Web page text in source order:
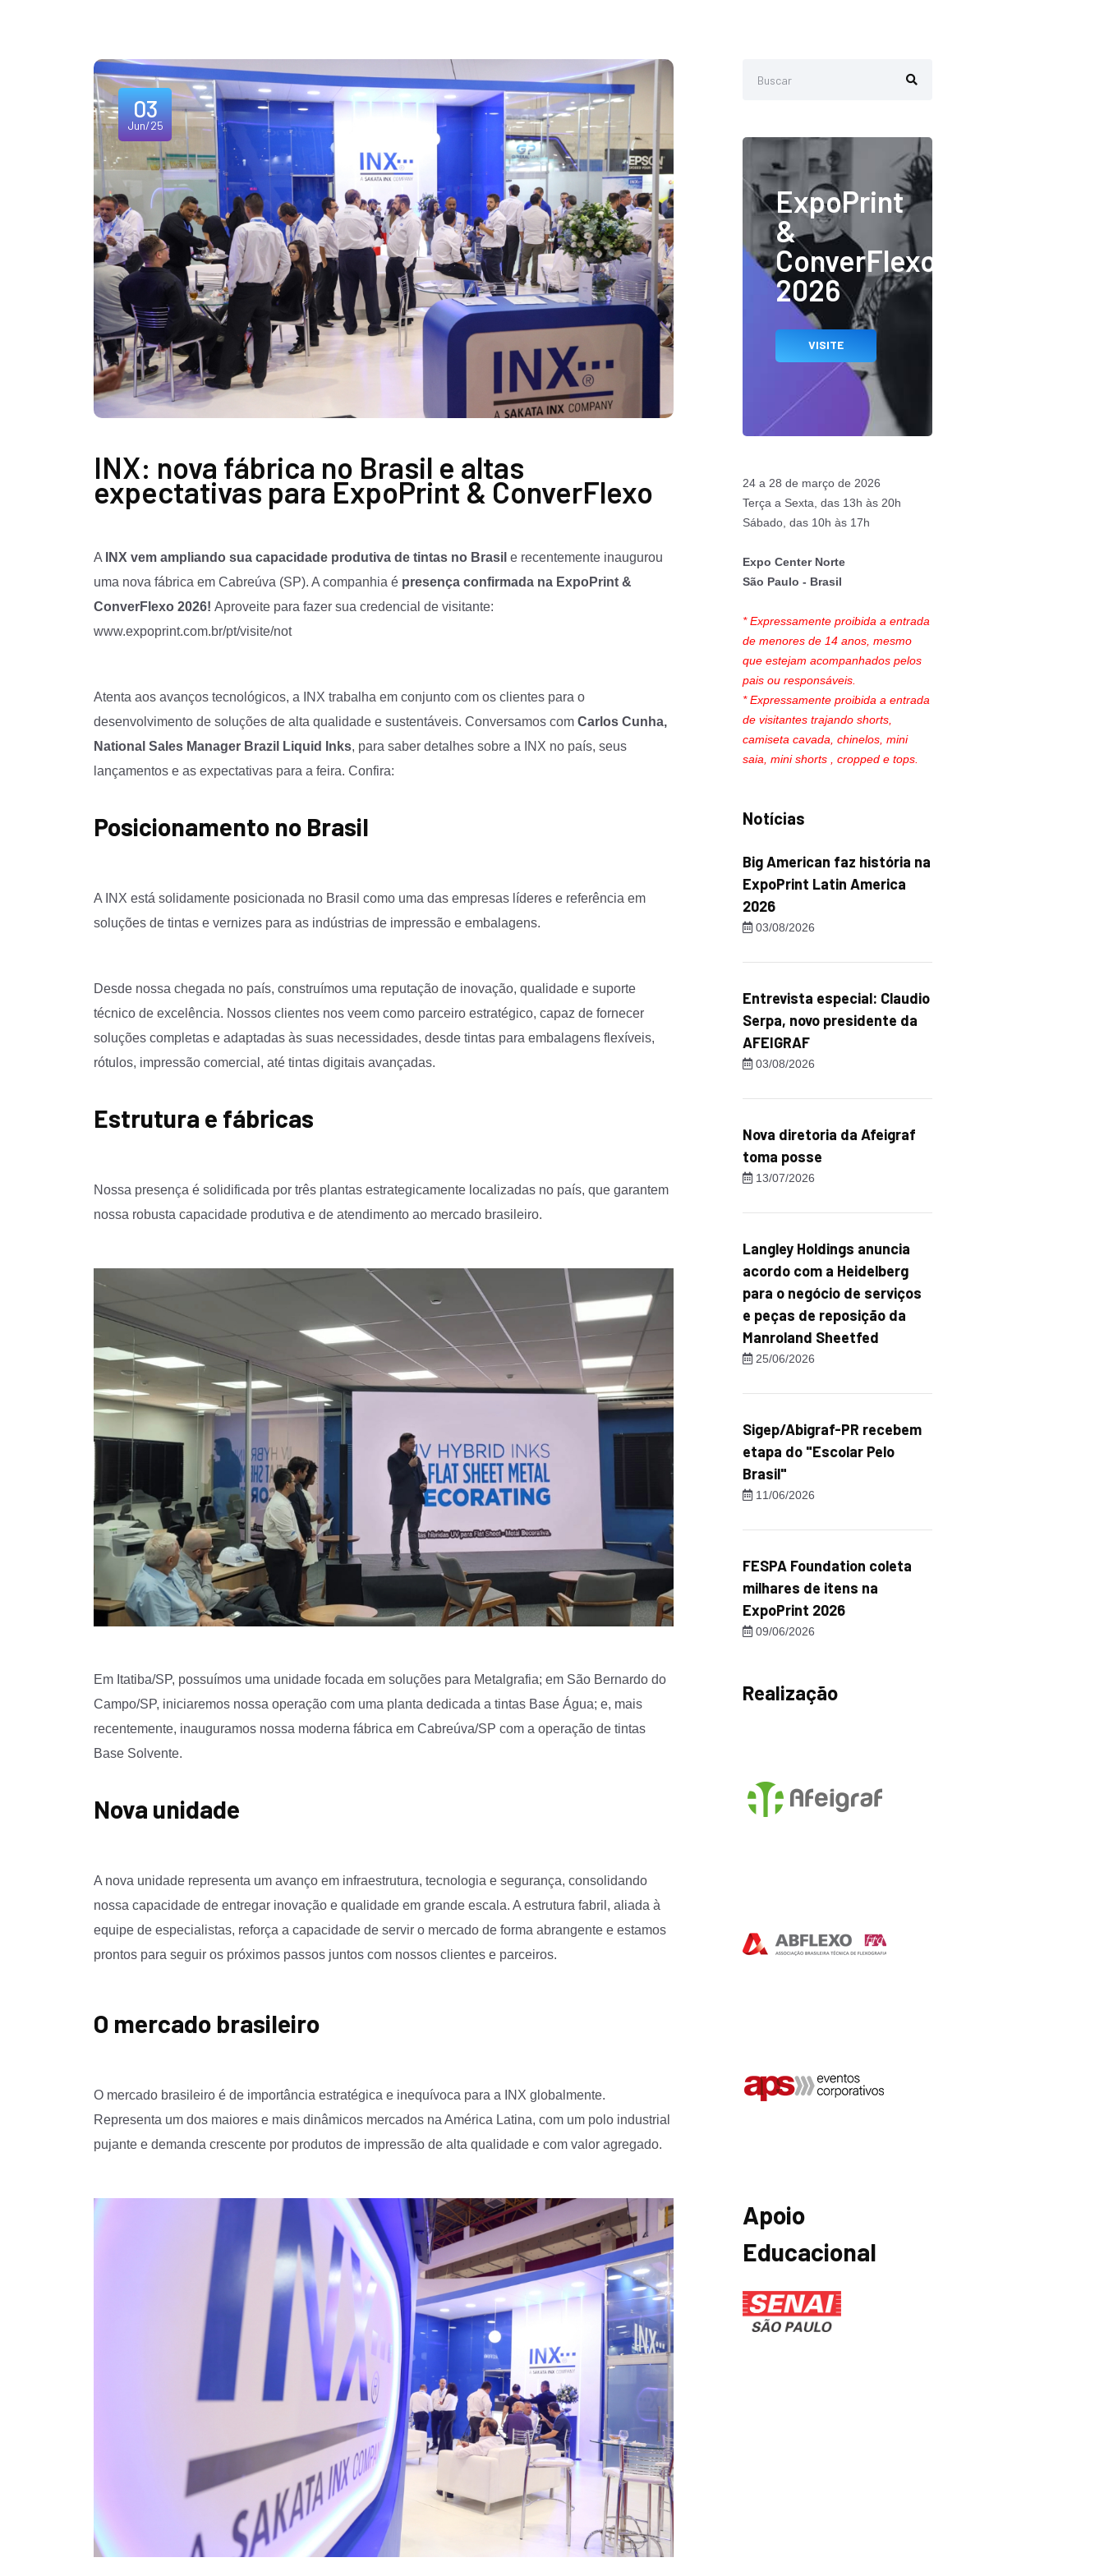
03
Jun/25
INX: nova fábrica no Brasil e altas
expectativas para ExpoPrint & ConverFlexo
A INX vem ampliando sua capacidade produtiva de tintas no Brasil e recentemente inaugurou
uma nova fábrica em Cabreúva (SP). A companhia é presença confirmada na ExpoPrint &
ConverFlexo 2026! Aproveite para fazer sua credencial de visitante:
www.expoprint.com.br/pt/visite/not
Atenta aos avanços tecnológicos, a INX trabalha em conjunto com os clientes para o
desenvolvimento de soluções de alta qualidade e sustentáveis. Conversamos com Carlos Cunha,
National Sales Manager Brazil Liquid Inks, para saber detalhes sobre a INX no país, seus
lançamentos e as expectativas para a feira. Confira:
Posicionamento no Brasil
A INX está solidamente posicionada no Brasil como uma das empresas líderes e referência em
soluções de tintas e vernizes para as indústrias de impressão e embalagens.
Desde nossa chegada no país, construímos uma reputação de inovação, qualidade e suporte
técnico de excelência. Nossos clientes nos veem como parceiro estratégico, capaz de fornecer
soluções completas e adaptadas às suas necessidades, desde tintas para embalagens flexíveis,
rótulos, impressão comercial, até tintas digitais avançadas.
Estrutura e fábricas
Nossa presença é solidificada por três plantas estrategicamente localizadas no país, que garantem
nossa robusta capacidade produtiva e de atendimento ao mercado brasileiro.
Em Itatiba/SP, possuímos uma unidade focada em soluções para Metalgrafia; em São Bernardo do
Campo/SP, iniciaremos nossa operação com uma planta dedicada a tintas Base Água; e, mais
recentemente, inauguramos nossa moderna fábrica em Cabreúva/SP com a operação de tintas
Base Solvente.
Nova unidade
A nova unidade representa um avanço em infraestrutura, tecnologia e segurança, consolidando
nossa capacidade de entregar inovação e qualidade em grande escala. A estrutura fabril, aliada à
equipe de especialistas, reforça a capacidade de servir o mercado de forma abrangente e estamos
prontos para seguir os próximos passos juntos com nossos clientes e parceiros.
O mercado brasileiro
O mercado brasileiro é de importância estratégica e inequívoca para a INX globalmente.
Representa um dos maiores e mais dinâmicos mercados na América Latina, com um polo industrial
pujante e demanda crescente por produtos de impressão de alta qualidade e com valor agregado.
ExpoPrint
&
ConverFlexo
2026
VISITE
24 a 28 de março de 2026
Terça a Sexta, das 13h às 20h
Sábado, das 10h às 17h
Expo Center Norte
São Paulo - Brasil
* Expressamente proibida a entrada
de menores de 14 anos, mesmo
que estejam acompanhados pelos
pais ou responsáveis.
* Expressamente proibida a entrada
de visitantes trajando shorts,
camiseta cavada, chinelos, mini
saia, mini shorts , cropped e tops.
Notícias
Big American faz história na
ExpoPrint Latin America
2026
03/08/2026
Entrevista especial: Claudio
Serpa, novo presidente da
AFEIGRAF
03/08/2026
Nova diretoria da Afeigraf
toma posse
13/07/2026
Langley Holdings anuncia
acordo com a Heidelberg
para o negócio de serviços
e peças de reposição da
Manroland Sheetfed
25/06/2026
Sigep/Abigraf-PR recebem
etapa do "Escolar Pelo
Brasil"
11/06/2026
FESPA Foundation coleta
milhares de itens na
ExpoPrint 2026
09/06/2026
Realização
Apoio
Educacional